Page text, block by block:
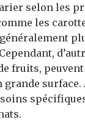
selon les
les
fruits,
surface.